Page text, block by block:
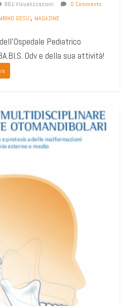
961 Visualizzazioni
0 Comments
GESU', MAGAZINE
Pediatrico
Odv e della sua attività!